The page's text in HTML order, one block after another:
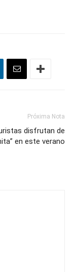
Próxima Nota
disfrutan de
en este verano